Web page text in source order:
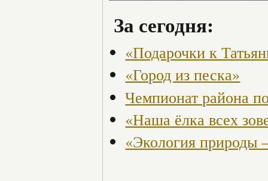
За сегодня:
«Подарочки к
«Город из песка»
Чемпионат района
«Наша ёлка всех
«Экология природы